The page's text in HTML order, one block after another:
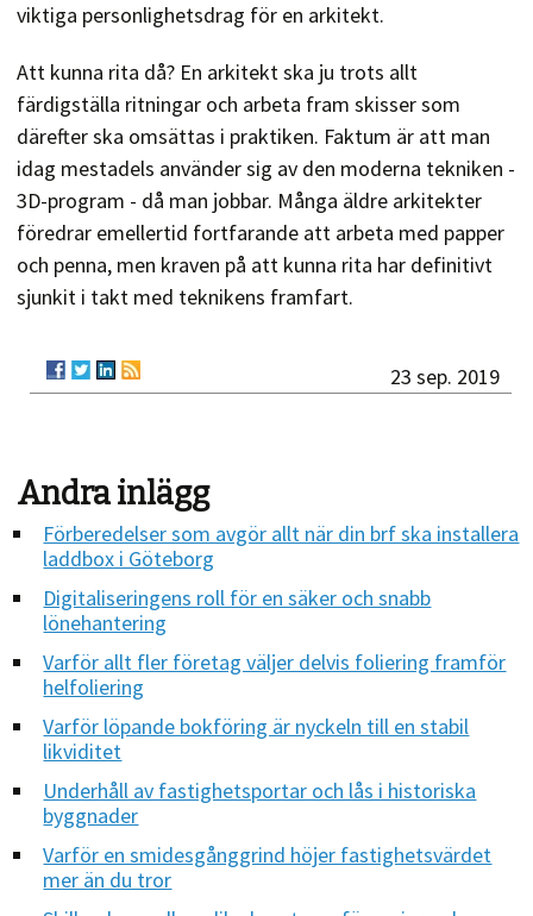
viktiga personlighetsdrag för en arkitekt.
Att kunna rita då? En arkitekt ska ju trots allt
färdigställa ritningar och arbeta fram skisser som
därefter ska omsättas i praktiken. Faktum är att man
idag mestadels använder sig av den moderna tekniken -
3D-program - då man jobbar. Många äldre arkitekter
föredrar emellertid fortfarande att arbeta med papper
och penna, men kraven på att kunna rita har definitivt
sjunkit i takt med teknikens framfart.
23 sep. 2019
Andra inlägg
Förberedelser som avgör allt när din brf ska installera
laddbox i Göteborg
Digitaliseringens roll för en säker och snabb
lönehantering
Varför allt fler företag väljer delvis foliering framför
helfoliering
Varför löpande bokföring är nyckeln till en stabil
likviditet
Underhåll av fastighetsportar och lås i historiska
byggnader
Varför en smidesgånggrind höjer fastighetsvärdet
mer än du tror